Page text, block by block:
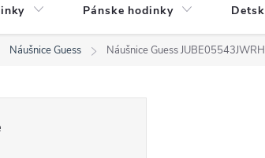
Pánske hodinky
Náušnice Guess Náušnice Guess